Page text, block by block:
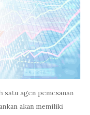
satu agen pemesanan
akan memiliki